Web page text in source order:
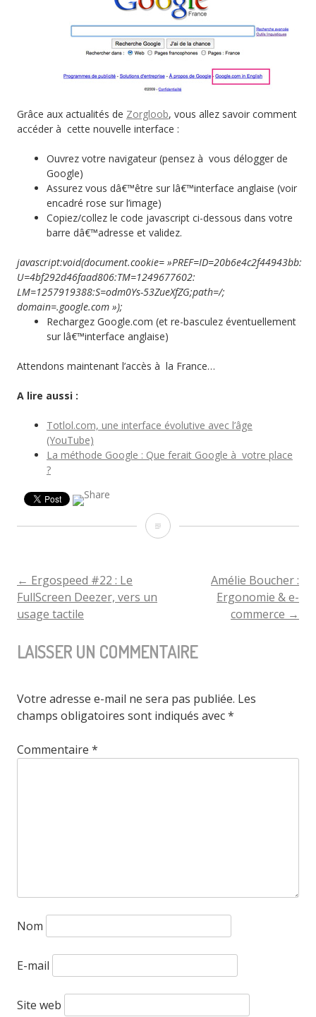
Grâce aux actualités de Zorgloob, vous allez savoir comment
accéder à cette nouvelle interface :
Ouvrez votre navigateur (pensez à vous délogger de
Google)
Assurez vous dâ€™être sur lâ€™interface anglaise (voir
encadré rose sur l’image)
Copiez/collez le code javascript ci-dessous dans votre
barre dâ€™adresse et validez.
javascript:void(document.cookie= »PREF=ID=20b6e4c2f44943bb:
U=4bf292d46faad806:TM=1249677602:
LM=1257919388:S=odm0Ys-53ZueXfZG;path=/;
domain=.google.com »);
Rechargez Google.com (et re-basculez éventuellement
sur lâ€™interface anglaise)
Attendons maintenant l’accès à la France…
A lire aussi :
Totlol.com, une interface évolutive avec l’âge
(YouTube)
La méthode Google : Que ferait Google à votre place
?
Ergospeed
NAVIGATION
DE
L'ARTICLE
← Ergospeed #22 : Le
FullScreen Deezer, vers un
usage tactile
Amélie Boucher :
Ergonomie & e-
commerce →
LAISSER UN COMMENTAIRE
Votre adresse e-mail ne sera pas publiée. Les
champs obligatoires sont indiqués avec*
Commentaire *
Nom
E-mail
Site web